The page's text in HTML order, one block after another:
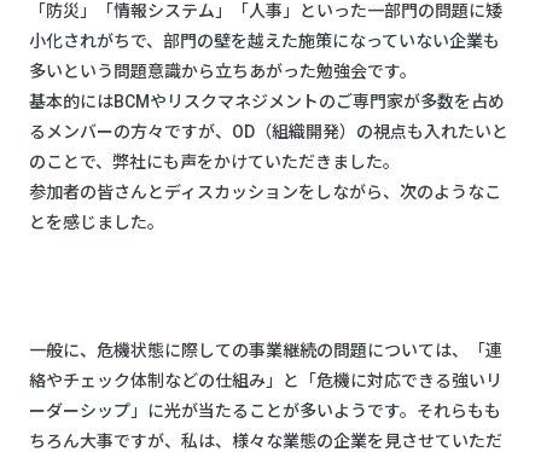
「防災」「情報システム」「人事」といった一部門の問題に矮
小化されがちで、部門の壁を越えた施策になっていない企業も
多いという問題意識から立ちあがった勉強会です。
基本的にはBCMやリスクマネジメントのご専門家が多数を占め
るメンバーの方々ですが、OD（組織開発）の視点も入れたいと
のことで、弊社にも声をかけていただきました。
参加者の皆さんとディスカッションをしながら、次のようなこ
とを感じました。
一般に、危機状態に際しての事業継続の問題については、「連
絡やチェック体制などの仕組み」と「危機に対応できる強いリ
ーダーシップ」に光が当たることが多いようです。それらもも
ちろん大事ですが、私は、様々な業態の企業を見させていただ